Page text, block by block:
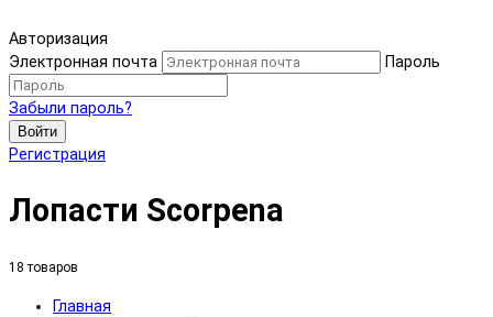
Авторизация
Электронная почта
Пароль
Забыли пароль?
Войти
Регистрация
Лопасти Scorpena
18 товаров
Главная